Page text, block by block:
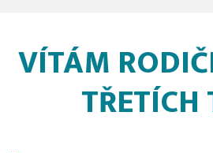
VÍTÁM
TŘETÍCH